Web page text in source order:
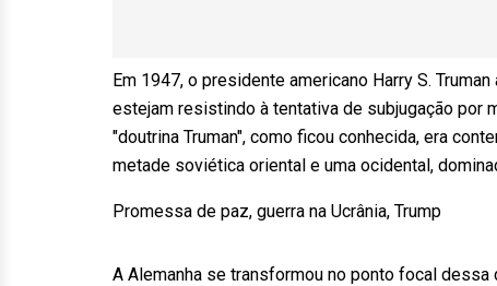
Em 1947, o presidente americano Harry S.
estejam resistindo à tentativa de subjugação por
"doutrina Truman", como ficou conhecida, era
metade soviética oriental e uma ocidental,
Promessa de paz, guerra na Ucrânia, Trump
A Alemanha se transformou no ponto focal